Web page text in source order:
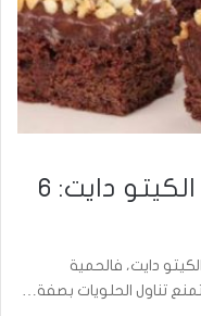
الحلويات الممنوعة في الكيتو دايت: 6
دايت، فالحمية
تمنع تناول الحلويات بصفة…